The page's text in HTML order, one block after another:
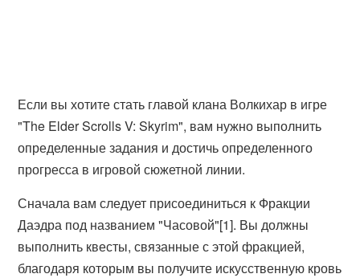
Если вы хотите стать главой клана Волкихар в игре
"The Elder Scrolls V: Skyrim", вам нужно выполнить
определенные задания и достичь определенного
прогресса в игровой сюжетной линии.
Сначала вам следует присоединиться к Фракции
Даэдра под названием "Часовой"[1]. Вы должны
выполнить квесты, связанные с этой фракцией,
благодаря которым вы получите искусственную кровь